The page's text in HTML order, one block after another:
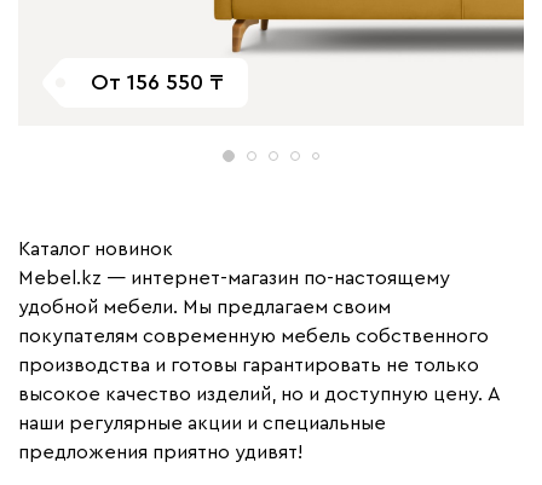
От 156 550
Каталог новинок
Mebel.kz — интернет-магазин по-настоящему
удобной мебели. Мы предлагаем своим
покупателям современную мебель собственного
производства и готовы гарантировать не только
высокое качество изделий, но и доступную цену. А
наши регулярные акции и специальные
предложения приятно удивят!